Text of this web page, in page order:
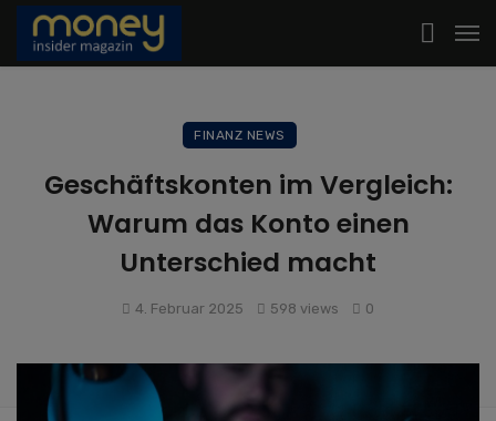
FINANZ NEWS
Geschäftskonten im Vergleich:
Warum das Konto einen
Unterschied macht
4. Februar 2025 598 views 0